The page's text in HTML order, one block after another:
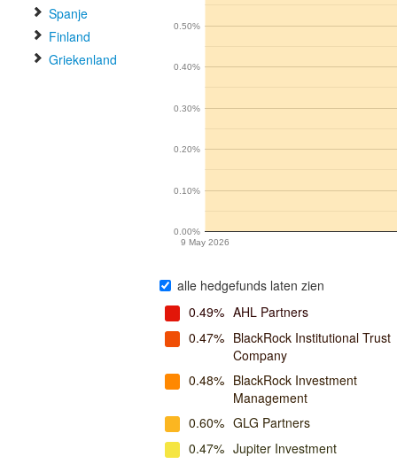
Spanje
Finland
Griekenland
9 May 2026
0.00%
0.10%
0.20%
0.30%
0.40%
0.50%
alle hedgefunds laten zien
0.49% AHL Partners
0.47% BlackRock Institutional Trust
Company
0.48% BlackRock Investment
Management
0.60% GLG Partners
0.47% Jupiter Investment